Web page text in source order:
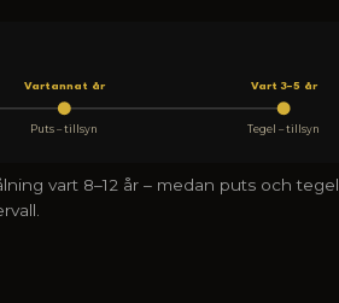
Vartannat år
Puts – tillsyn
Vart 3–5 år
Tegel – tillsyn
vart 8–12 år – medan puts och tegel